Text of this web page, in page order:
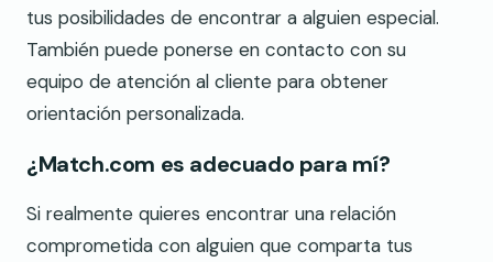
tus posibilidades de encontrar a alguien especial.
También puede ponerse en contacto con su
equipo de atención al cliente para obtener
orientación personalizada.
¿Match.com es adecuado para mí?
Si realmente quieres encontrar una relación
comprometida con alguien que comparta tus